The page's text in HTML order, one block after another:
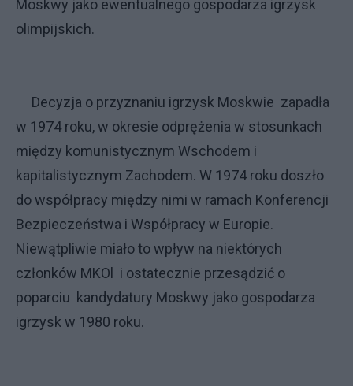
Moskwy jako ewentualnego gospodarza igrzysk
olimpijskich.
Decyzja o przyznaniu igrzysk Moskwie zapadła
w 1974 roku, w okresie odprężenia w stosunkach
między komunistycznym Wschodem i
kapitalistycznym Zachodem. W 1974 roku doszło
do współpracy między nimi w ramach Konferencji
Bezpieczeństwa i Współpracy w Europie.
Niewątpliwie miało to wpływ na niektórych
członków MKOl i ostatecznie przesądzić o
poparciu kandydatury Moskwy jako gospodarza
igrzysk w 1980 roku.